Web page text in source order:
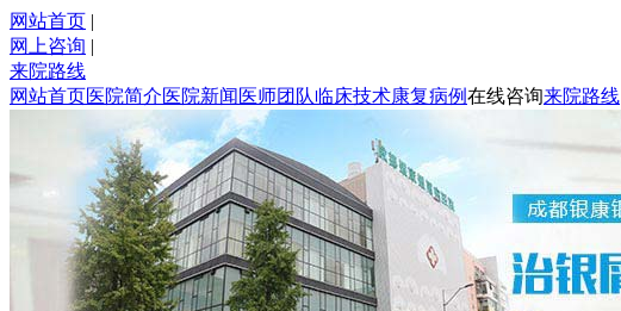
网站首页 |
网上咨询 |
来院路线
网站首页医院简介医院新闻 医师团队临床技术康复病例在线咨询来院路线